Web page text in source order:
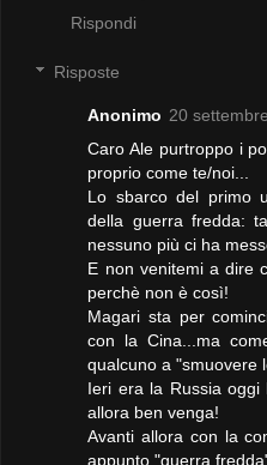
Rispondi
Risposte
Anonimo 20
Caro Ale purtroppo i
proprio come te/noi...
Lo sbarco del primo
della guerra fredda:
nessuno più ci ha
E non venitemi a dire
perchè non è così!
Magari sta per
con la Cina...ma
qualcuno a "smuovere
Ieri era la Russia oggi
allora ben venga!
Avanti allora con la
appunto "guerra